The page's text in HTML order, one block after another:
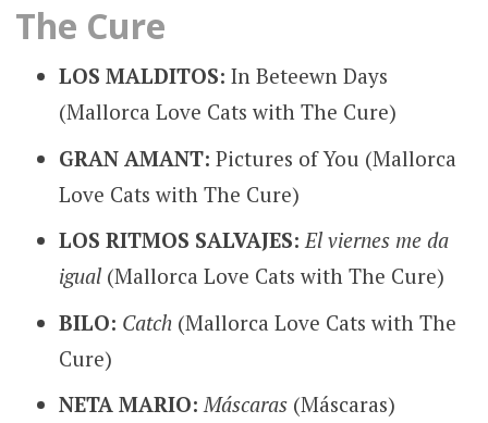
The Cure
LOS MALDITOS: In Beteewn Days
(Mallorca Love Cats with The Cure)
GRAN AMANT: Pictures of You (Mallorca
Love Cats with The Cure)
LOS RITMOS SALVAJES:El viernes me da
igual(Mallorca Love Cats with The Cure)
BILO: Catch (Mallorca Love Cats with The
Cure)
NETA MARIO:Máscaras(Máscaras)